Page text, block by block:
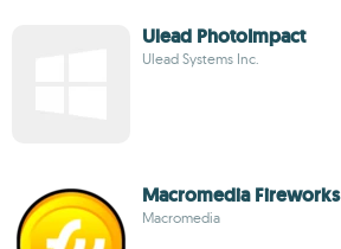
Ulead PhotoImpact
Ulead Systems Inc.
Macromedia Fireworks
Macromedia